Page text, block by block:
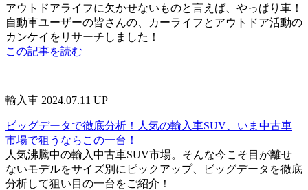
アウトドアライフに欠かせないものと言えば、やっぱり車！
自動車ユーザーの皆さんの、カーライフとアウトドア活動の
カンケイをリサーチしました！
この記事を読む
輸入車 2024.07.11 UP
ビッグデータで徹底分析！人気の輸入車SUV、いま中古車
市場で狙うならこの一台！
人気沸騰中の輸入中古車SUV市場。そんな今こそ目が離せ
ないモデルをサイズ別にピックアップ、ビッグデータを徹底
分析して狙い目の一台をご紹介！